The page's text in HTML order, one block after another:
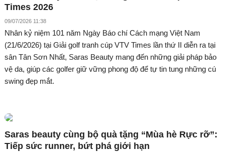
Times 2026
09/07/2026 11:38
Nhân kỷ niệm 101 năm Ngày Báo chí Cách mạng Việt Nam
(21/6/2026) tại Giải golf tranh cúp VTV Times lần thứ II diễn ra tại
sân Tân Sơn Nhất, Saras Beauty mang đến những giải pháp bảo
vệ da, giúp các golfer giữ vững phong độ để tự tin tung những cú
swing đẹp mắt.
Saras beauty cùng bộ quà tặng “Mùa hè Rực rỡ”:
Tiếp sức runner, bứt phá giới hạn